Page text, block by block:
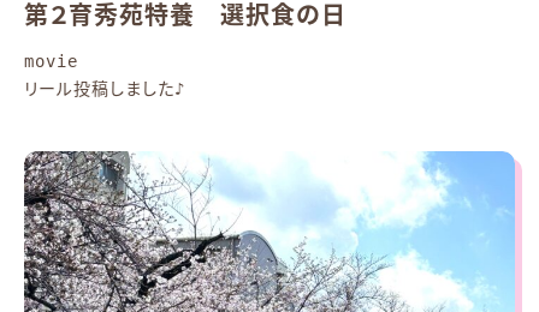
第２育秀苑特養 選択食の日
movie
リール投稿しました♪